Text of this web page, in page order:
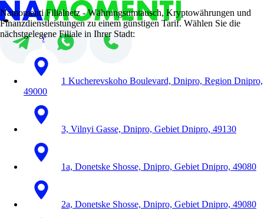
+38 (067) 694 40 40
Namomenti Filialnetz - Währungsumtausch, Kryptowährungen und
Finanzdienstleistungen zu einem günstigen Tarif. Wählen Sie die
nächstgelegene Filiale in Ihrer Stadt:
1 Kucherevskoho Boulevard, Dnipro, Region Dnipro,
49000
3, Vilnyi Gasse, Dnipro, Gebiet Dnipro, 49130
1a, Donetske Shosse, Dnipro, Gebiet Dnipro, 49080
2a, Donetske Shosse, Dnipro, Gebiet Dnipro, 49080